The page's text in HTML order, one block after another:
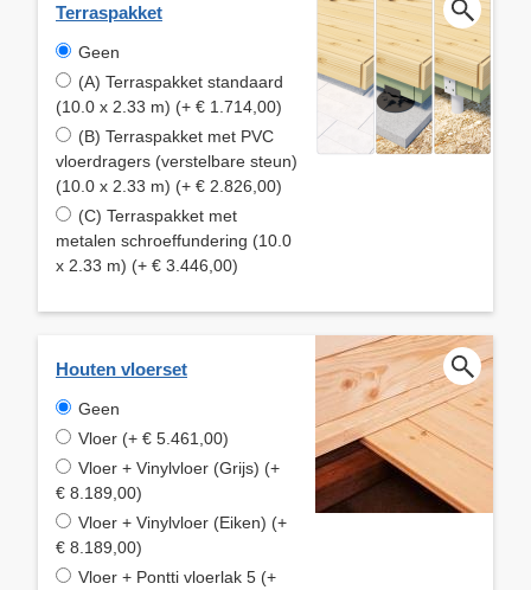
Terraspakket
Geen
(A) Terraspakket standaard
(10.0 x 2.33 m) (+ € 1.714,00)
(B) Terraspakket met PVC
vloerdragers (verstelbare steun)
(10.0 x 2.33 m) (+ € 2.826,00)
(C) Terraspakket met
metalen schroeffundering (10.0
x 2.33 m) (+ € 3.446,00)
Houten vloerset
Geen
Vloer (+ € 5.461,00)
Vloer + Vinylvloer (Grijs) (+
€ 8.189,00)
Vloer + Vinylvloer (Eiken) (+
€ 8.189,00)
Vloer + Pontti vloerlak 5 (+